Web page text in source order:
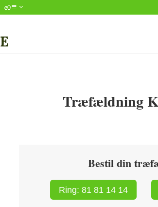
Træfældning
Bestil din
Ring: 81 81 14 14